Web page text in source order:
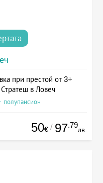
при престой от 3+
в Ловеч
полупансион
50€ / 97.79
лв.